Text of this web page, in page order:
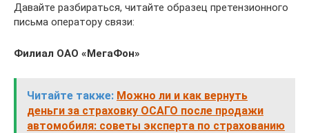
Давайте разбираться, читайте образец претензионного
письма оператору связи:
Филиал ОАО «МегаФон»
Читайте также: Можно ли и как вернуть
деньги за страховку ОСАГО после продажи
автомобиля: советы эксперта по страхованию